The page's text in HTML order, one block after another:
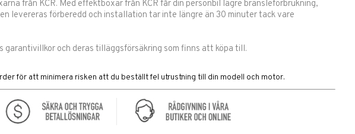
från KCR. Med effektboxar från KCR får din personbil lägre bränsleförbrukning,
levereras förberedd och installation tar inte längre än 30 minuter tack vare
garantivillkor och deras tilläggsförsäkring som finns att köpa till.
för att minimera risken att du beställt fel utrustning till din modell och motor.